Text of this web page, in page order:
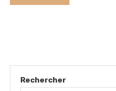
Rechercher